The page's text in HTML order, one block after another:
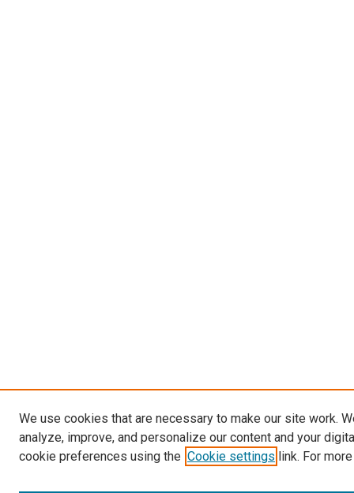
We use cookies that are necessary to make our site work.
analyze, improve, and personalize our content and your
cookie preferences using the Cookie settings link. For